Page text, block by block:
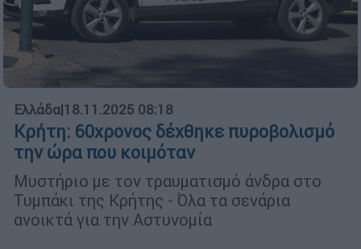
Ελλάδα|18.11.2025 08:18
Κρήτη: 60χρονος δέχθηκε πυροβολισμό
την ώρα που κοιμόταν
Μυστήριο με τον τραυματισμό άνδρα στο
Τυμπάκι της Κρήτης - Όλα τα σενάρια
ανοικτά για την Αστυνομία